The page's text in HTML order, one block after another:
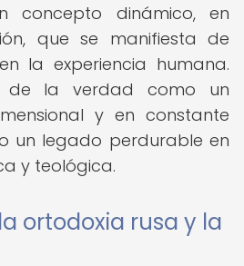
concepto dinámico, en
que se manifiesta de
la experiencia humana.
de la verdad como un
y en constante
un legado perdurable en
y teológica.
ortodoxia rusa y la